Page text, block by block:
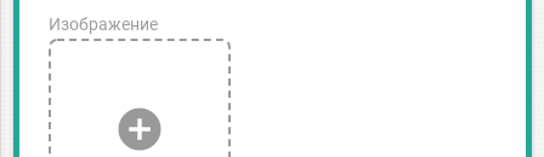
add_circle
Изображение